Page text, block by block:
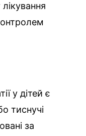
у дітей є
тиснучі
за